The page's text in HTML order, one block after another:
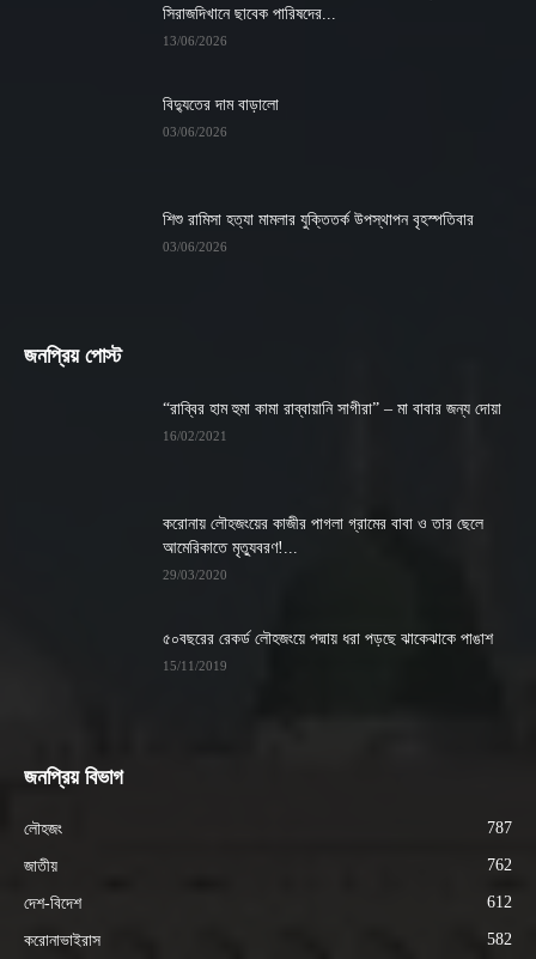
সিরাজদিখানে ছাবেক পারিষদের...
13/06/2026
বিদ্যুতের দাম বাড়ালো
03/06/2026
শিশু রামিসা হত্যা মামলার যুক্তিতর্ক উপস্থাপন বৃহস্পতিবার
03/06/2026
জনপ্রিয় পোস্ট
“রাব্বির হাম হুমা কামা রাব্বায়ানি সাগীরা” – মা বাবার জন্য দোয়া
16/02/2021
করোনায় লৌহজংয়ের কাজীর পাগলা গ্রামের বাবা ও তার ছেলে
আমেরিকাতে মৃত্যুবরণ!...
29/03/2020
৫০বছরের রেকর্ড লৌহজংয়ে পদ্মায় ধরা পড়ছে ঝাকেঝাকে পাঙাশ
15/11/2019
জনপ্রিয় বিভাগ
লৌহজং 787
জাতীয় 762
দেশ-বিদেশ 612
করোনাভাইরাস 582